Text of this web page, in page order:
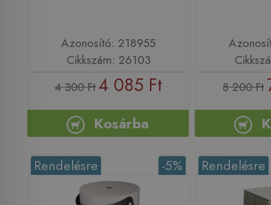
Azonosító: 218955
Cikkszám: 26103
4 300 Ft4 085 Ft
Kosárba
8 200 Ft
-5%
Rendelésre Rendelésre